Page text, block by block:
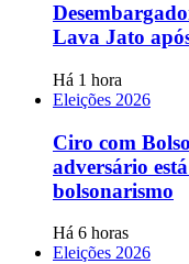
Lava Jato
Há 1 hora
Eleições 2026
Ciro com
adversário
bolsonarismo
Há 6 horas
Eleições 2026